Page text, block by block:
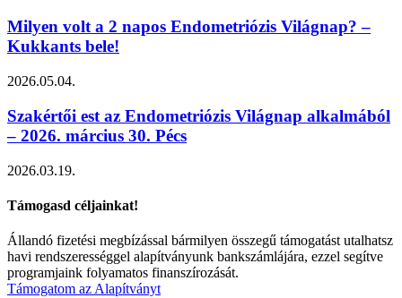
Milyen volt a 2 napos Endometriózis Világnap? –
Kukkants bele!
2026.05.04.
Szakértői est az Endometriózis Világnap alkalmából
– 2026. március 30. Pécs
2026.03.19.
Támogasd céljainkat!
Állandó fizetési megbízással bármilyen összegű támogatást utalhatsz
havi rendszerességgel alapítványunk bankszámlájára, ezzel segítve
programjaink folyamatos finanszírozását.
Támogatom az Alapítványt